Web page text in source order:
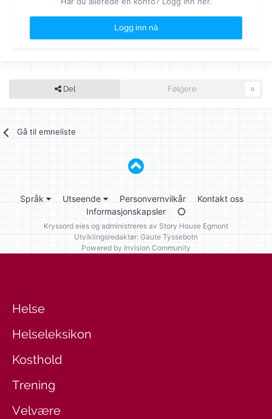
Logg inn nå
Del Følgere 0
Gå til emneliste
Språk Utseende Personvernvilkår
Kontakt oss
Informasjonskapsler
Kryssord eies og administreres av Story House Egmont
Utviklingsredaktør: Gaute Tyssebotn
Powered by Invision Community
Helse
Helseleksikon
Kosthold
Trening
Velvære